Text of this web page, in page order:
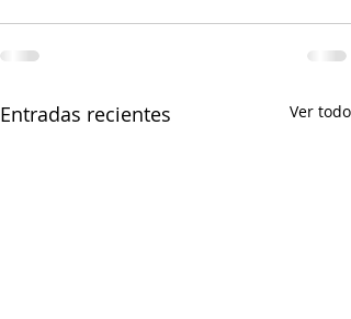
Entradas recientes Ver todo